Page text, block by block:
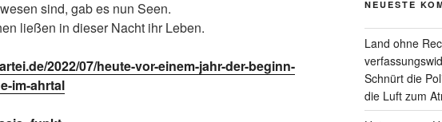
sind, gab es nun Seen.
ließen in dieser Nacht ihr Leben.
2022/07/heute-vor-einem-jahr-der-beginn-
im-ahrtal
NEUESTE
Land ohne
Schnürt die
die Luft zum